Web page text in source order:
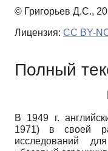
© Григорьев Д.С.,
Лицензия: CC BY-
Полный
В 1949 г.
1971) в своей
исследований